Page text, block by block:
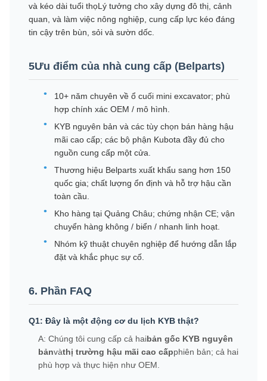
và kéo dài tuổi thọLý tưởng cho xây dựng đô thị, cảnh
quan, và làm việc nông nghiệp, cung cấp lực kéo đáng
tin cậy trên bùn, sỏi và sườn dốc.
5Ưu điểm của nhà cung cấp (Belparts)
10+ năm chuyên về ổ cuối mini excavator; phù
hợp chính xác OEM / mô hình.
KYB nguyên bản và các tùy chọn bán hàng hậu
mãi cao cấp; các bộ phận Kubota đầy đủ cho
nguồn cung cấp một cửa.
Thương hiệu Belparts xuất khẩu sang hơn 150
quốc gia; chất lượng ổn định và hỗ trợ hậu cần
toàn cầu.
Kho hàng tại Quảng Châu; chứng nhận CE; vận
chuyển hàng không / biển / nhanh linh hoạt.
Nhóm kỹ thuật chuyên nghiệp để hướng dẫn lắp
đặt và khắc phục sự cố.
6. Phần FAQ
Q1: Đây là một động cơ du lịch KYB thật?
A: Chúng tôi cung cấp cả haibản gốc KYB nguyên
bảnvàthị trường hậu mãi cao cấpphiên bản; cả hai
phù hợp và thực hiện như OEM.